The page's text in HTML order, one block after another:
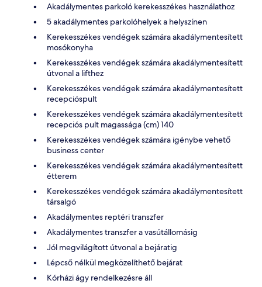
Akadálymentes parkoló kerekesszékes használathoz
5 akadálymentes parkolóhelyek a helyszínen
Kerekesszékes vendégek számára akadálymentesített
mosókonyha
Kerekesszékes vendégek számára akadálymentesített
útvonal a lifthez
Kerekesszékes vendégek számára akadálymentesített
recepcióspult
Kerekesszékes vendégek számára akadálymentesített
recepciós pult magassága (cm) 140
Kerekesszékes vendégek számára igénybe vehető
business center
Kerekesszékes vendégek számára akadálymentesített
étterem
Kerekesszékes vendégek számára akadálymentesített
társalgó
Akadálymentes reptéri transzfer
Akadálymentes transzfer a vasútállomásig
Jól megvilágított útvonal a bejáratig
Lépcső nélkül megközelíthető bejárat
Kórházi ágy rendelkezésre áll